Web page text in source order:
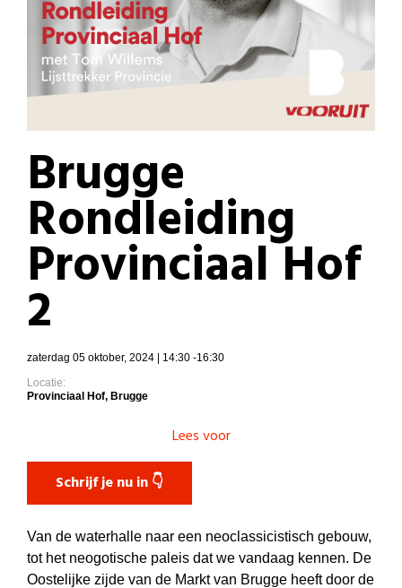
Brugge
Rondleiding
Provinciaal Hof
2
zaterdag 05 oktober, 2024 | 14:30 -16:30
Locatie:
Provinciaal Hof, Brugge
Lees voor
Schrijf je nu in 👇
Van de waterhalle naar een neoclassicistisch gebouw,
tot het neogotische paleis dat we vandaag kennen. De
Oostelijke zijde van de Markt van Brugge heeft door de